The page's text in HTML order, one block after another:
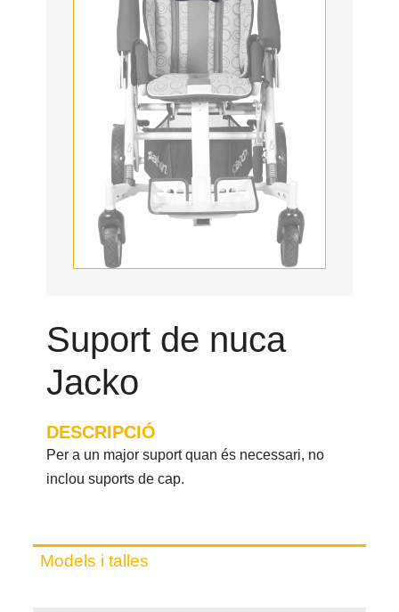
Suport de nuca
Jacko
DESCRIPCIÓ
Per a un major suport quan és necessari, no
inclou suports de cap.
Models i talles